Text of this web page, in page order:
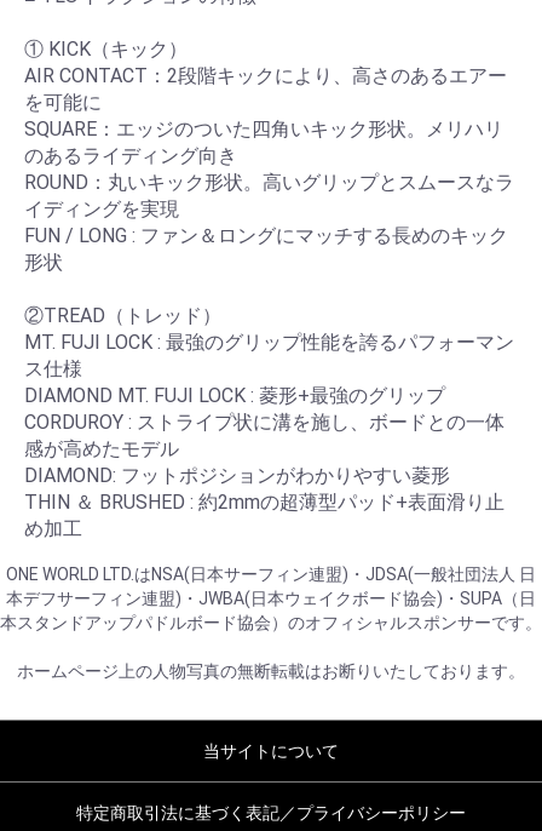
① KICK（キック）
AIR CONTACT：2段階キックにより、高さのあるエアー
を可能に
SQUARE：エッジのついた四角いキック形状。メリハリ
のあるライディング向き
ROUND：丸いキック形状。高いグリップとスムースなラ
イディングを実現
FUN / LONG : ファン＆ロングにマッチする長めのキック
形状
②TREAD（トレッド）
MT. FUJI LOCK : 最強のグリップ性能を誇るパフォーマン
ス仕様
DIAMOND MT. FUJI LOCK : 菱形+最強のグリップ
CORDUROY : ストライプ状に溝を施し、ボードとの一体
感が高めたモデル
DIAMOND: フットポジションがわかりやすい菱形
THIN ＆ BRUSHED : 約2mmの超薄型パッド+表面滑り止
め加工
ONE WORLD LTD.はNSA(日本サーフィン連盟)・JDSA(一般社団法人 日
本デフサーフィン連盟)・JWBA(日本ウェイクボード協会)・SUPA（日
本スタンドアップパドルボード協会）のオフィシャルスポンサーです。
ホームページ上の人物写真の無断転載はお断りいたしております。
当サイトについて
特定商取引法に基づく表記／プライバシーポリシー